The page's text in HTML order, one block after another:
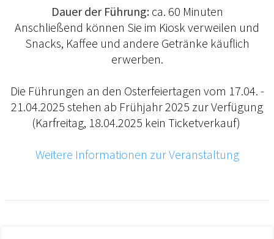
Dauer der Führung:ca. 60 Minuten
Anschließend können Sie im Kiosk verweilen und
Snacks, Kaffee und andere Getränke käuflich
erwerben.
Die Führungen an den Osterfeiertagen vom 17.04. -
21.04.2025 stehen ab Frühjahr 2025 zur Verfügung
(Karfreitag, 18.04.2025 kein Ticketverkauf)
Weitere Informationen zur Veranstaltung